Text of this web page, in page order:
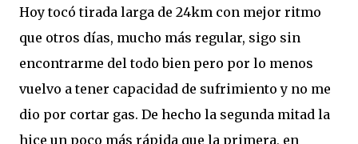
Hoy tocó tirada larga de 24km con mejor ritmo
que otros días, mucho más regular, sigo sin
encontrarme del todo bien pero por lo menos
vuelvo a tener capacidad de sufrimiento y no me
dio por cortar gas. De hecho la segunda mitad la
hice un poco más rápida que la primera, en